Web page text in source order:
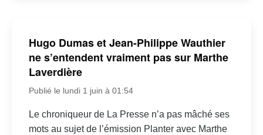
Hugo Dumas et Jean-Philippe Wauthier
ne s’entendent vraiment pas sur Marthe
Laverdière
Publié le lundi 1 juin à 01:54
Le chroniqueur de La Presse n’a pas mâché ses
mots au sujet de l’émission Planter avec Marthe